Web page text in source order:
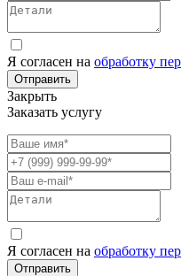
Я согласен на обработку
Отправить
Закрыть
Заказать услугу
Я согласен на обработку
Отправить